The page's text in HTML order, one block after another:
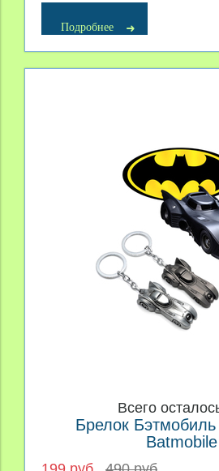
Подробнее
Всего
Брелок
Batmobile